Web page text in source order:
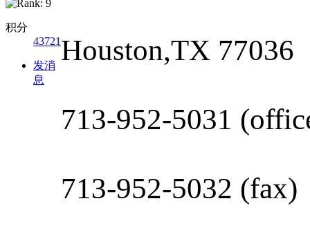
积分
43721
发消
息
Houston,TX 77036
713-952-5031
713-952-5032 (fax)